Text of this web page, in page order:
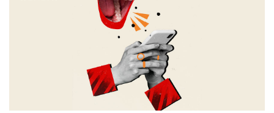
เชน ในการรายงานผลประกอบการล่าสุดเมื่อวันที่ 23
กันยายน บริษัทได้ปรับลดแนวโน้มปีงบประมาณ 2022 ลง
เนื่องจากปัญหาเวลาขนส่งที่นานขึ้น การขาดแคลนแรงงาน
และการยุติการผลิตที่ยืดเยื้อในเวียดนาม
หุ้น Nike เพิ่มขึ้น 18% เมื่อเทียบเป็นรายปี โดยมีมูลค่าตลาด
มากกว่า 2.65 แสนล้านดอลลาร์ หรือราว 8.8 ล้านบาท